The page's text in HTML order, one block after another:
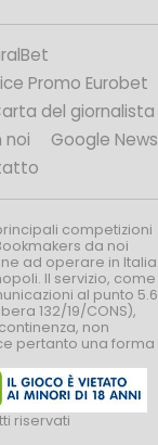
Promo Eurobet
del giornalista
noi
Google News
competizioni
da noi
ad operare in Italia
Il servizio, come
al punto 5.6
132/19/CONS),
non
pertanto una forma
riservati